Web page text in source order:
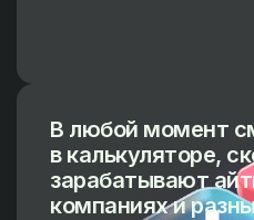
В любой момент
в калькуляторе,
зарабатывают
компаниях и